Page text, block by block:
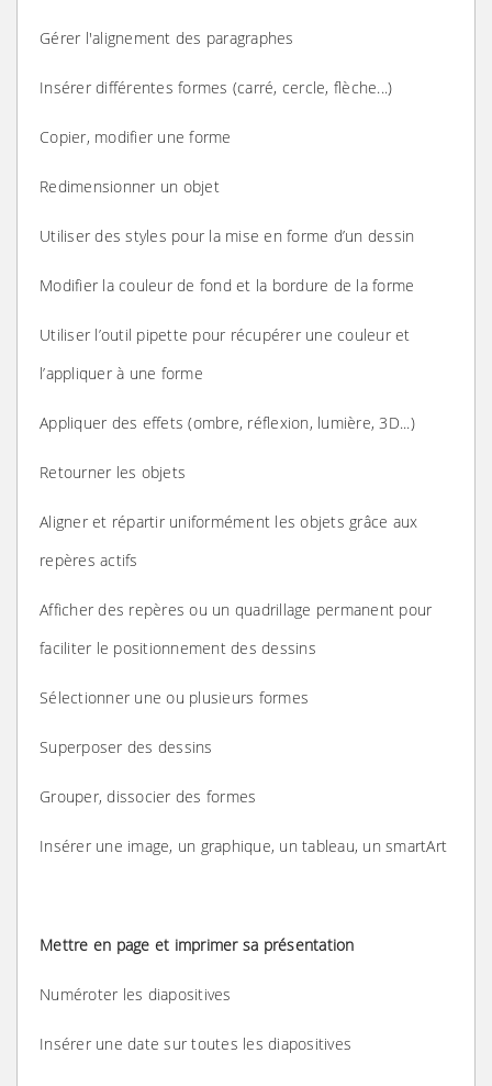
Gérer l'alignement des paragraphes
Insérer différentes formes (carré, cercle, flèche...)
Copier, modifier une forme
Redimensionner un objet
Utiliser des styles pour la mise en forme d’un dessin
Modifier la couleur de fond et la bordure de la forme
Utiliser l’outil pipette pour récupérer une couleur et
l’appliquer à une forme
Appliquer des effets (ombre, réflexion, lumière, 3D...)
Retourner les objets
Aligner et répartir uniformément les objets grâce aux
repères actifs
Afficher des repères ou un quadrillage permanent pour
faciliter le positionnement des dessins
Sélectionner une ou plusieurs formes
Superposer des dessins
Grouper, dissocier des formes
Insérer une image, un graphique, un tableau, un smartArt
Mettre en page et imprimer sa présentation
Numéroter les diapositives
Insérer une date sur toutes les diapositives